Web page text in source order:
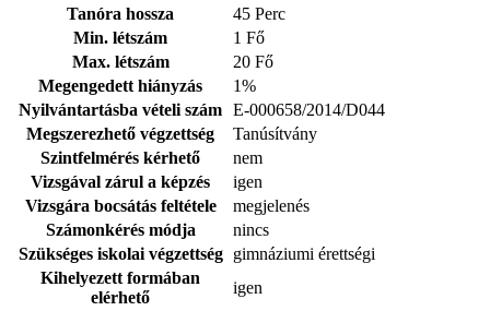
Tanóra hossza
45 Perc
Min. létszám
1 Fő
Max. létszám
20 Fő
Megengedett hiányzás
1%
Nyilvántartásba vételi szám E-000658/2014/D044
Megszerezhető végzettség
Tanúsítvány
Szintfelmérés kérhető
nem
Vizsgával zárul a képzés
igen
Vizsgára bocsátás feltétele
megjelenés
Számonkérés módja
nincs
Szükséges iskolai végzettség
gimnáziumi érettségi
Kihelyezett formában
elérhető
igen